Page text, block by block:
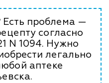
проблема —
согласно
N 1094. Нужно
легально
аптеке